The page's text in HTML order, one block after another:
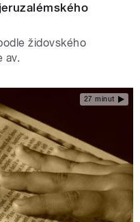
židovského
av.
27 minut